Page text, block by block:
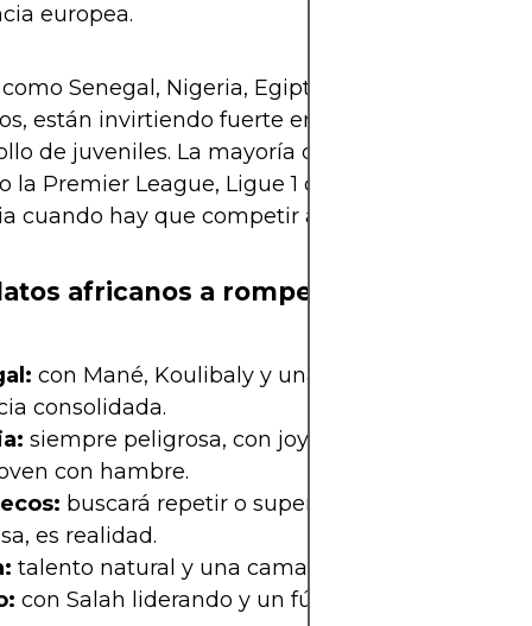
europea.
Senegal, Nigeria, Egipto, Ghana y por
están invirtiendo fuerte en formación, análisis
de juveniles. La mayoría de sus figuras
la Premier League, Ligue 1 o Serie A. Y eso
cuando hay que competir al máximo nivel.
africanos a romperla en 2026
con Mané, Koulibaly y una generación sólida,
consolidada.
siempre peligrosa, con joyas como Osimhen y
con hambre.
buscará repetir o superar lo logrado. Ya no
es realidad.
talento natural y una camada nueva que
con Salah liderando y un fútbol más